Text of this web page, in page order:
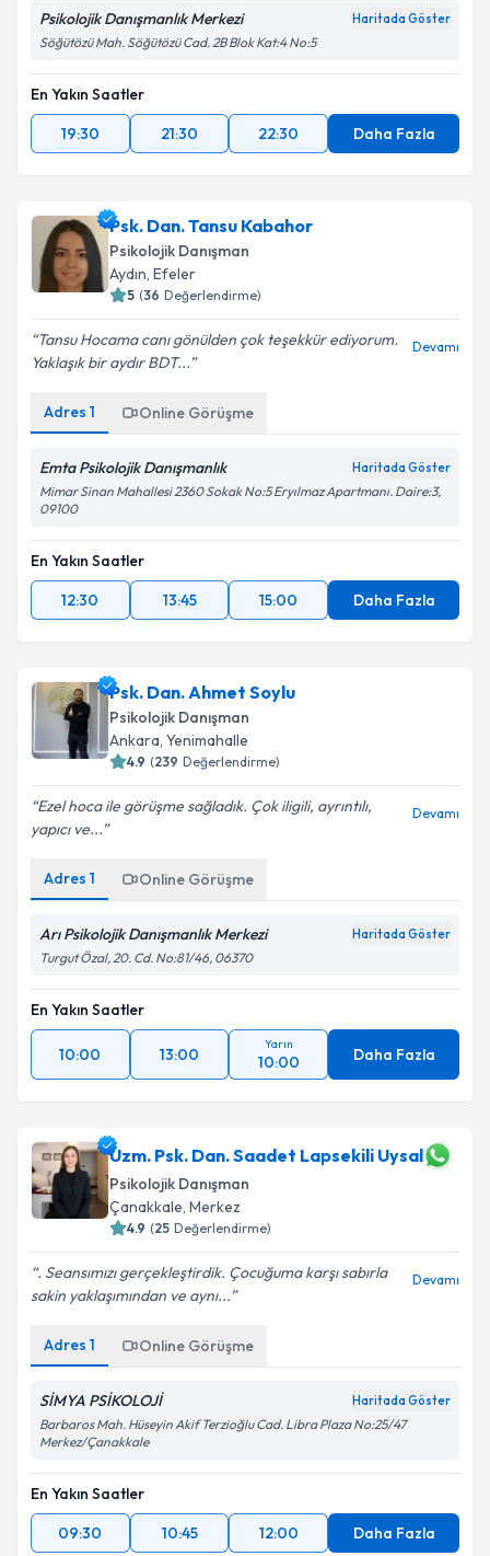
Psikolojik Danışmanlık Merkezi Haritada Göster
Söğütözü Mah. Söğütözü Cad. 2B Blok Kat:4 No:5
En Yakın Saatler
19:30
21:30 22:30 Daha Fazla
Psk. Dan. Tansu Kabahor
Psikolojik Danışman
Aydın, Efeler
5 (36 Değerlendirme)
Tansu Hocama canı gönülden çok teşekkür ediyorum.
Yaklaşık bir aydır BDT...
Devamı
Adres 1 Online Görüşme
Emta Psikolojik Danışmanlık Haritada Göster
Mimar Sinan Mahallesi 2360 Sokak No:5 Eryılmaz Apartmanı. Daire:3,
09100
En Yakın Saatler
12:30
13:45 15:00 Daha Fazla
Psk. Dan. Ahmet Soylu
Psikolojik Danışman
Ankara, Yenimahalle
4.9 (239 Değerlendirme)
Ezel hoca ile görüşme sağladık. Çok iligili, ayrıntılı,
yapıcı ve...
Devamı
Adres 1 Online Görüşme
Arı Psikolojik Danışmanlık Merkezi Haritada Göster
Turgut Özal, 20. Cd. No:81/46, 06370
En Yakın Saatler
10:00 13:00
Yarın
10:00 Daha Fazla
Uzm. Psk. Dan. Saadet Lapsekili Uysal
Psikolojik Danışman
Çanakkale, Merkez
4.9 (25 Değerlendirme)
. Seansımızı gerçekleştirdik. Çocuğuma karşı sabırla
sakin yaklaşımından ve aynı...
Devamı
Adres 1 Online Görüşme
SİMYA PSİKOLOJİ Haritada Göster
Barbaros Mah. Hüseyin Akif Terzioğlu Cad. Libra Plaza No:25/47
Merkez/Çanakkale
En Yakın Saatler
09:30
10:45 12:00 Daha Fazla